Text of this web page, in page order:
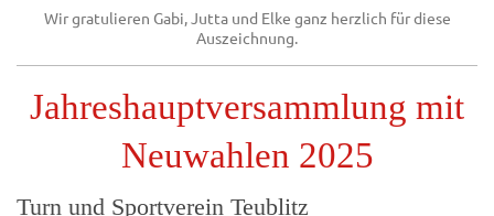
Wir gratulieren Gabi, Jutta und Elke ganz herzlich für diese
Auszeichnung.
Jahreshauptversammlung mit
Neuwahlen 2025
Turn und Sportverein Teublitz